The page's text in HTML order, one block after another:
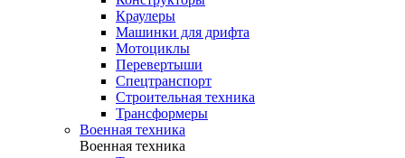
Краулеры
Машинки для дрифта
Мотоциклы
Перевертыши
Спецтранспорт
Строительная техника
Трансформеры
Военная техника
Военная техника